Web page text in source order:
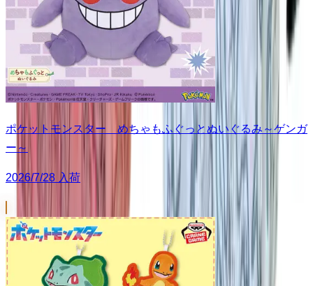
ポケットモンスター めちゃもふぐっとぬいぐるみ～ゲンガ
ー～
2026/7/28 入荷